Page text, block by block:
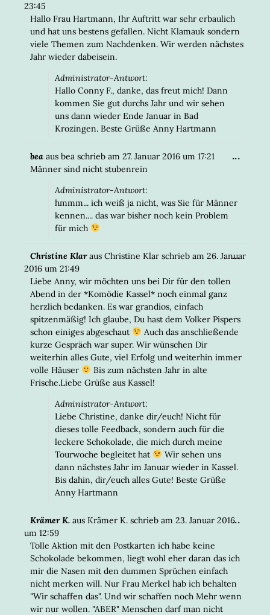
23:45
Hallo Frau Hartmann, Ihr Auftritt war sehr erbaulich
und hat uns bestens gefallen. Nicht Klamauk sondern
viele Themen zum Nachdenken. Wir werden nächstes
Jahr wieder dabeisein.
Administrator-Antwort:
Hallo Conny F., danke, das freut mich! Dann
kommen Sie gut durchs Jahr und wir sehen
uns dann wieder Ende Januar in Bad
Krozingen. Beste Grüße Anny Hartmann
bea aus bea schrieb am 27. Januar 2016 um 17:21
Männer sind nicht stubenrein
Administrator-Antwort:
hmmm... ich weiß ja nicht, was Sie für Männer
kennen.... das war bisher noch kein Problem
für mich
...DIESE
Christine Klaraus Christine Klar schrieb am 26. Januar
2016 um 21:49
Liebe Anny, wir möchten uns bei Dir für den tollen
Abend in der *Komödie Kassel* noch einmal ganz
herzlich bedanken. Es war grandios, einfach
spitzenmäßig! Ich glaube, Du hast dem Volker Pispers
schon einiges abgeschaut
Auch das anschließende
kurze Gespräch war super. Wir wünschen Dir
weiterhin alles Gute, viel Erfolg und weiterhin immer
volle Häuser
Bis zum nächsten Jahr in alte
Frische.Liebe Grüße aus Kassel!
Administrator-Antwort:
Liebe Christine, danke dir/euch! Nicht für
dieses tolle Feedback, sondern auch für die
leckere Schokolade, die mich durch meine
Tourwoche begleitet hat
Wir sehen uns
dann nächstes Jahr im Januar wieder in Kassel.
Bis dahin, dir/euch alles Gute! Beste Grüße
Anny Hartmann
...DIESE
Krämer K. aus Krämer K. schrieb am 23. Januar 2016
um 12:59
Tolle Aktion mit den Postkarten ich habe keine
Schokolade bekommen, liegt wohl eher daran das ich
mir die Nasen mit den dummen Sprüchen einfach
nicht merken will. Nur Frau Merkel hab ich behalten
"Wir schaffen das". Und wir schaffen noch Mehr wenn
wir nur wollen. "ABER" Menschen darf man nicht
...DIESE